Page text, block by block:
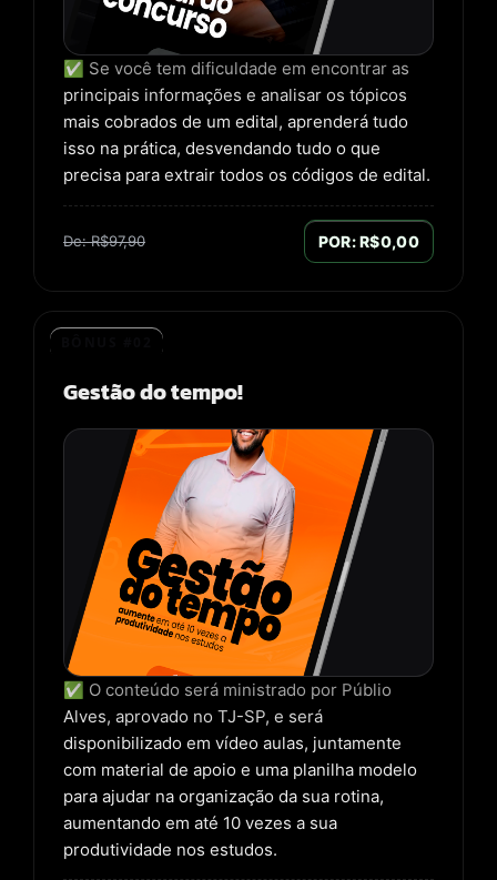
✅ Se você tem dificuldade em encontrar as
principais informações e analisar os tópicos
mais cobrados de um edital, aprenderá tudo
isso na prática, desvendando tudo o que
precisa para extrair todos os códigos de edital.
De: R$97,90 POR: R$0,00
Gestão do tempo!
✅ O conteúdo será ministrado por Públio
Alves, aprovado no TJ-SP, e será
disponibilizado em vídeo aulas, juntamente
com material de apoio e uma planilha modelo
para ajudar na organização da sua rotina,
aumentando em até 10 vezes a sua
produtividade nos estudos.